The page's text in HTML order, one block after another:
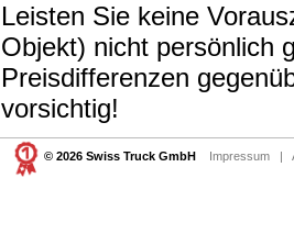
Leisten Sie keine
Objekt) nicht persönlich
Preisdifferenzen
vorsichtig!
© 2026 Swiss Truck GmbH Impressum |